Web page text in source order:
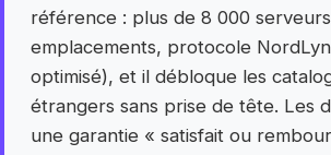
référence : plus de 8 000
emplacements, protocole
optimisé), et il débloque les
étrangers sans prise de tête. Les
une garantie « satisfait ou